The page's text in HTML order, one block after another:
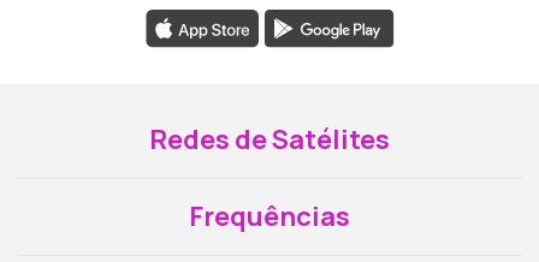
Redes de Satélites
Frequências